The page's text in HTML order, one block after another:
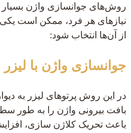
روش‌های جوانسازی واژن بسیار
نیازهای هر فرد، ممکن است
از آن‌ها انتخاب شود:
جوانسازی واژن با لیزر
در این روش پرتوهای لیزر به
بافت بیرونی واژن را به طور
باعث تحریک کلاژن سازی،